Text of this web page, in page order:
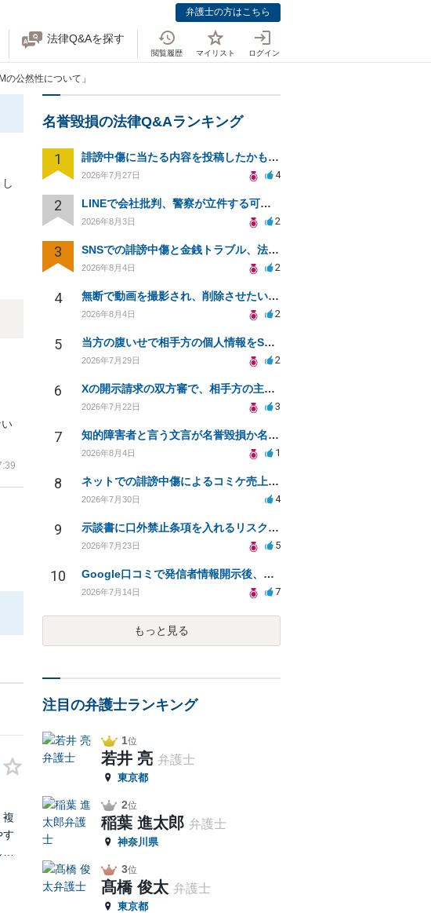
弁護士の方はこちら
法律Q&Aを探す
閲覧履歴 マイリスト ログイン
の公然性について」
複
す
名誉毀損の法律Q&Aランキング
1 誹謗中傷に当たる内容を投稿したかもしれない。開示請求や民事刑事裁判に発展しうるのか教えて欲しい。
2026年7月27日 4
2 LINEで会社批判、警察が立件する可能性は？
2026年8月3日 2
3 SNSでの誹謗中傷と金銭トラブル、法的対応の相談
2026年8月4日 2
4 無断で動画を撮影され、削除させたいが連絡が返ってこない。
2026年8月4日 2
5 当方の腹いせで相手方の個人情報をSNSで晒してしまい名誉毀損させてしまったかもしれない
2026年7月29日 2
6 Xの開示請求の双方審で、相手方の主張が口頭ばかりで把握しきれません
2026年7月22日 3
7 知的障害者と言う文言が名誉毀損か名誉感情の侵害になるか教えてほしい。
2026年8月4日 1
8 ネットでの誹謗中傷によるコミケ売上減少、損害賠償は可能か？
2026年7月30日 4
9 示談書に口外禁止条項を入れるリスクはありますか？
2026年7月23日 5
10 Google口コミで発信者情報開示後、損害賠償請求を受けています。示談について相談です。
2026年7月14日 7
もっと見る
注目の弁護士ランキング
1位
若井 亮 弁護士
東京都
2位
稲葉 進太郎 弁護士
神奈川県
3位
髙橋 俊太 弁護士
東京都